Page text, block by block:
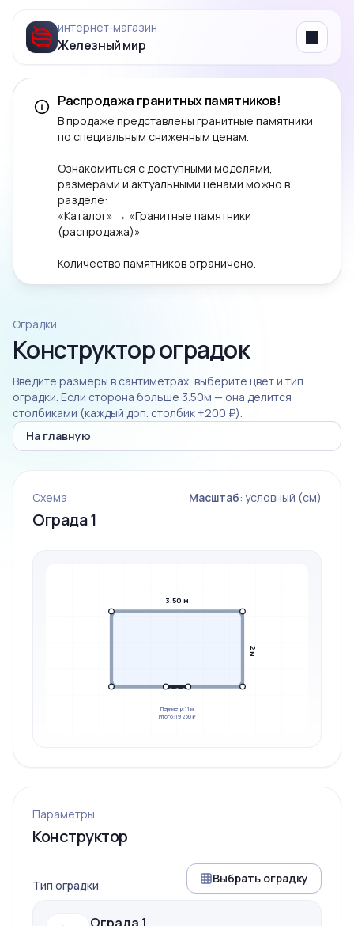
интернет‑магазин
Железный мир Menu
Распродажа гранитных памятников!
В продаже представлены гранитные памятники
по специальным сниженным ценам.
Ознакомиться с доступными моделями,
размерами и актуальными ценами можно в
разделе:
«Каталог» → «Гранитные памятники
(распродажа)»
Количество памятников ограничено.
Оградки
Конструктор оградок
Введите размеры в сантиметрах, выберите цвет и тип
оградки. Если сторона больше 3.50м — она делится
столбиками (каждый доп. столбик +200 ₽).
На главную
Параметры
Конструктор
Тип оградки Выбрать оградку
Схема
Ограда 1
Масштаб: условный (см)
3.50 м
2 м
Периметр: 11 м
Итого: 19 250 ₽